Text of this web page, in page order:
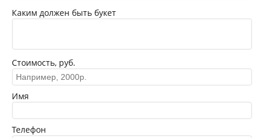
Каким должен быть букет
Стоимость, руб.
Имя
Телефон